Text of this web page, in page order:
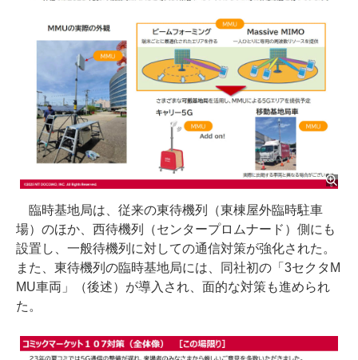
臨時基地局は、従来の東待機列（東棟屋外臨時駐車
場）のほか、西待機列（センタープロムナード）側にも
設置し、一般待機列に対しての通信対策が強化された。
また、東待機列の臨時基地局には、同社初の「3セクタM
MU車両」（後述）が導入され、面的な対策も進められ
た。